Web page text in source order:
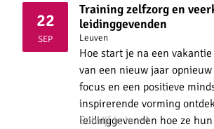
22
SEP2026
Training zelfzorg en
leidinggevenden
Leuven
Hoe start je na een
van een nieuw jaar
focus en een positieve
inspirerende vorming
leidinggevenden hoe ze
Schrijf je in